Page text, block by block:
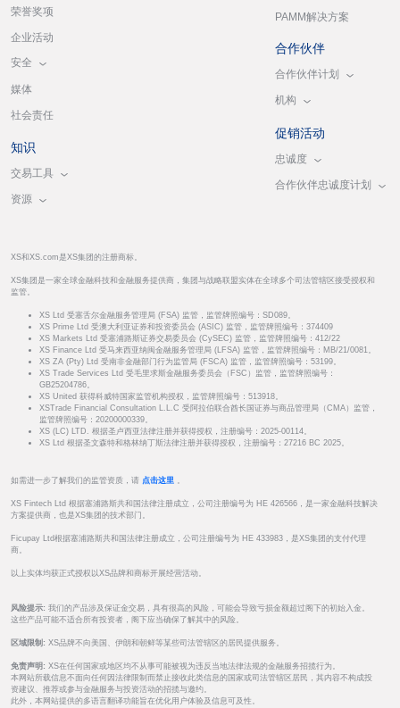
荣誉奖项
企业活动
安全
媒体
社会责任
知识
交易工具
资源
PAMM解决方案
合作伙伴
合作伙伴计划
机构
促销活动
忠诚度
合作伙伴忠诚度计划
XS和XS.com是XS集团的注册商标。
XS集团是一家全球金融科技和金融服务提供商，集团与战略联盟实体在全球多个司法管辖区接受授权和
监管。
XS Ltd 受塞舌尔金融服务管理局 (FSA) 监管，监管牌照编号：SD089。
XS Prime Ltd 受澳大利亚证券和投资委员会 (ASIC) 监管，监管牌照编号：374409
XS Markets Ltd 受塞浦路斯证券交易委员会 (CySEC) 监管，监管牌照编号：412/22
XS Finance Ltd 受马来西亚纳闽金融服务管理局 (LFSA) 监管，监管牌照编号：MB/21/0081。
XS ZA (Pty) Ltd 受南非金融部门行为监管局 (FSCA) 监管，监管牌照编号：53199。
XS Trade Services Ltd 受毛里求斯金融服务委员会（FSC）监管，监管牌照编号：
GB25204786。
XS United 获得科威特国家监管机构授权，监管牌照编号：513918。
XSTrade Financial Consultation L.L.C 受阿拉伯联合酋长国证券与商品管理局（CMA）监管，
监管牌照编号：20200000339。
XS (LC) LTD. 根据圣卢西亚法律注册并获得授权，注册编号：2025-00114。
XS Ltd 根据圣文森特和格林纳丁斯法律注册并获得授权，注册编号：27216 BC 2025。
如需进一步了解我们的监管资质，请 点击这里
XS Fintech Ltd 根据塞浦路斯共和国法律注册成立，公司注册编号为 HE 426566，是一家金融科技解决
方案提供商，也是XS集团的技术部门。
Ficupay Ltd根据塞浦路斯共和国法律注册成立，公司注册编号为 HE 433983，是XS集团的支付代理
商。
以上实体均获正式授权以XS品牌和商标开展经营活动。
风险提示: 我们的产品涉及保证金交易，具有很高的风险，可能会导致亏损金额超过阁下的初始入金。
这些产品可能不适合所有投资者，阁下应当确保了解其中的风险。
区域限制: XS品牌不向美国、伊朗和朝鲜等某些司法管辖区的居民提供服务。
免责声明: XS在任何国家或地区均不从事可能被视为违反当地法律法规的金融服务招揽行为。
本网站所载信息不面向任何因法律限制而禁止接收此类信息的国家或司法管辖区居民，其内容不构成投
资建议、推荐或参与金融服务与投资活动的招揽与邀约。
此外，本网站提供的多语言翻译功能旨在优化用户体验及信息可及性。